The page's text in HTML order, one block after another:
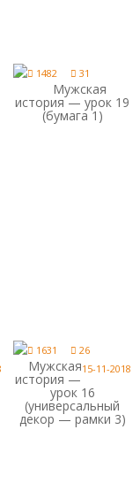
1482 31
Мужская
история — урок 19
(бумага 1)
1631
26
15-11-2018
Мужская
история —
урок 16
(универсальный
декор — рамки 3)